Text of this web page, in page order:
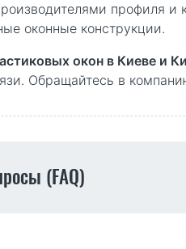
профиля и
оконные конструкции.
окон в Киеве и
Обращайтесь в
(FAQ)